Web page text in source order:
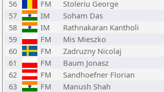
56
FM Stoleriu George
57
IM Soham Das
58
IM Rathnakaran Kantholi
59
FM Mis Mieszko
60
FM Zadruzny Nicolaj
61
FM Baum Jonasz
62
FM Sandhoefner Florian
63
FM Manush Shah